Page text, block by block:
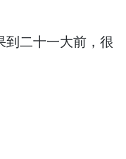
二十一大前，很